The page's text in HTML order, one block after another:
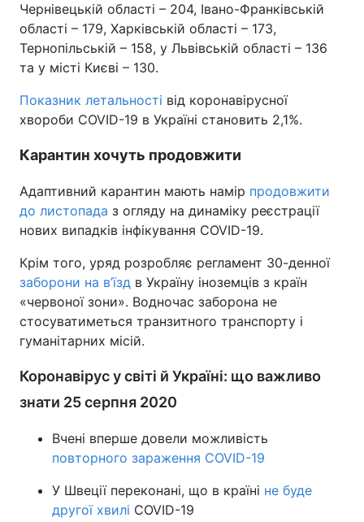
Чернівецькій області – 204, Івано-Франківській
області – 179, Харківській області – 173,
Тернопільській – 158, у Львівській області – 136
та у місті Києві – 130.
Показник летальності від коронавірусної
хвороби COVID-19 в Україні становить 2,1%.
Карантин хочуть продовжити
Адаптивний карантин мають намір продовжити
до листопада з огляду на динаміку реєстрації
нових випадків інфікування COVID-19.
Крім того, уряд розробляє регламент 30-денної
заборони на в’їзд в Україну іноземців з країн
«червоної зони». Водночас заборона не
стосуватиметься транзитного транспорту і
гуманітарних місій.
Коронавірус у світі й Україні: що важливо
знати 25 серпня 2020
Вчені вперше довели можливість
повторного зараження COVID-19
У Швеції переконані, що в країні не буде
другої хвилі COVID-19